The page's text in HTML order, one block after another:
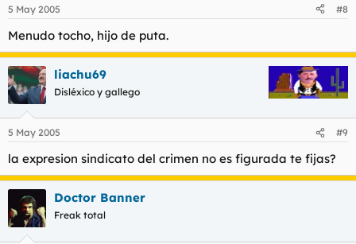
5 May 2005 #8
Menudo tocho, hijo de puta.
liachu69
Disléxico y gallego
5 May 2005 #9
la expresion sindicato del crimen no es figurada te fijas?
Doctor Banner
Freak total